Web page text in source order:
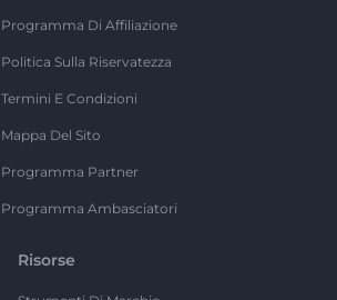
Programma Di Affiliazione
Politica Sulla Riservatezza
Termini E Condizioni
Mappa Del Sito
Programma Partner
Programma Ambasciatori
Risorse